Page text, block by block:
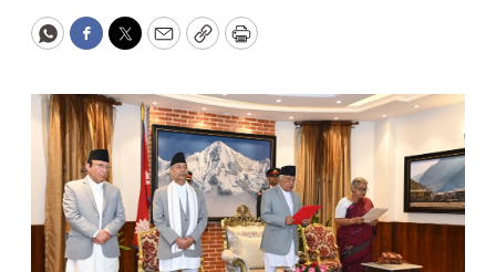
WhatsApp
Facebook
Twitter
EmailCopyPrint